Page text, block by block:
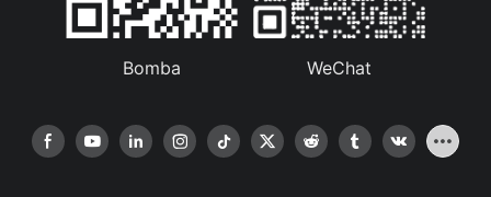
Bomba WeChat